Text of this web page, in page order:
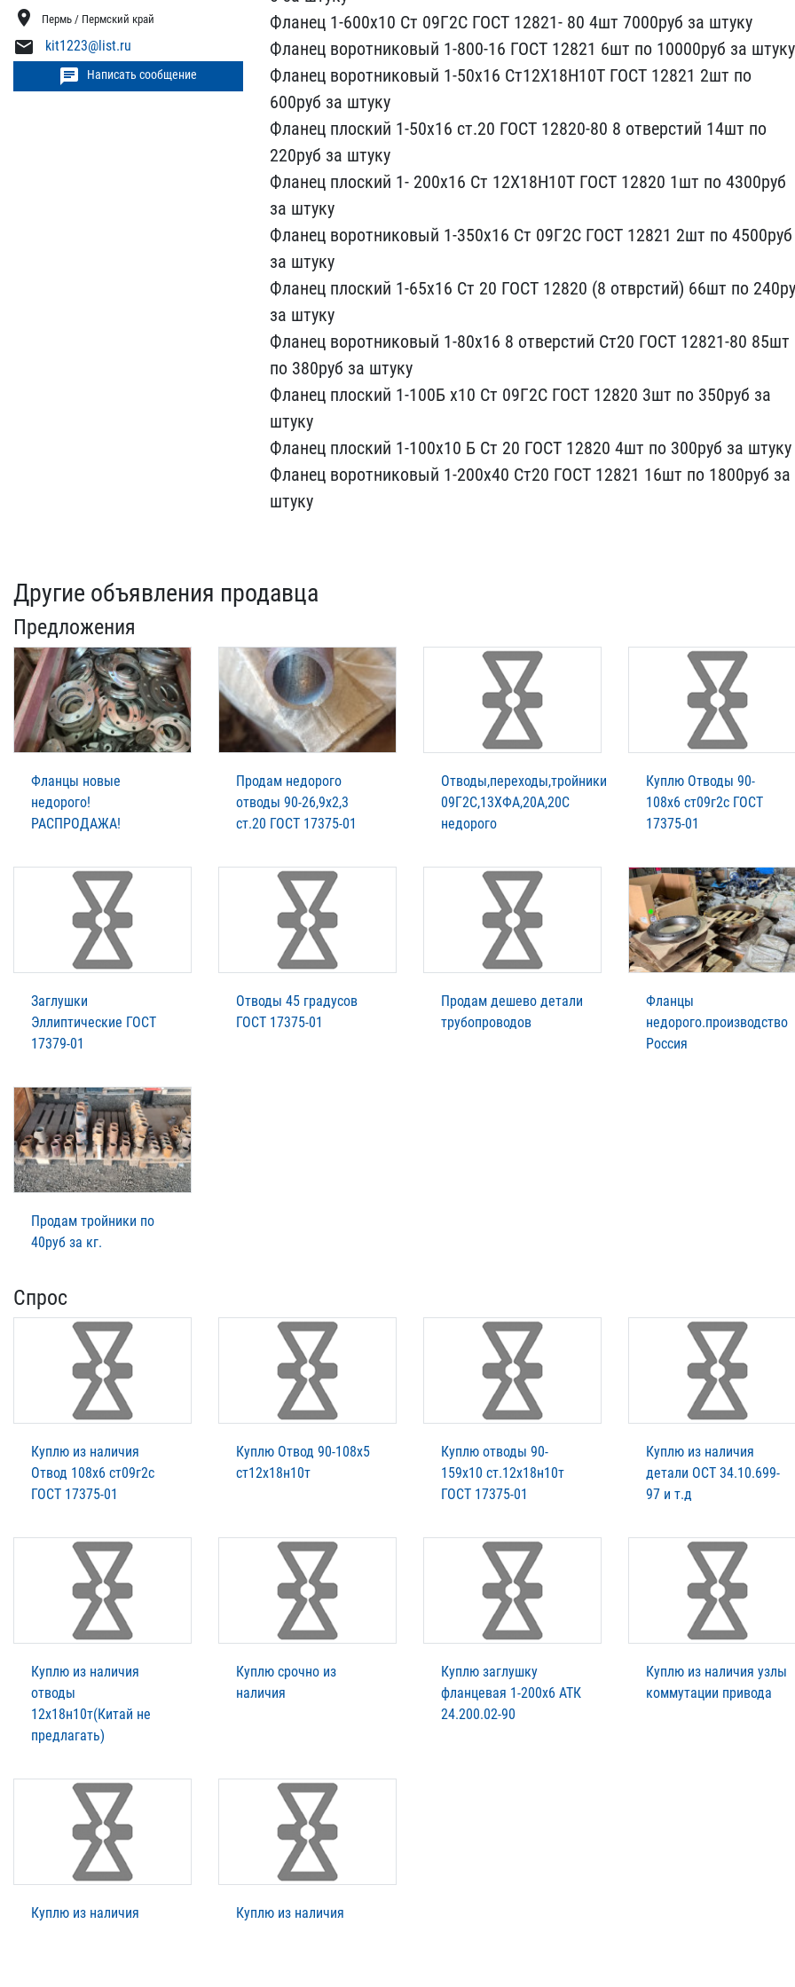
location_on Пермь / Пермский край
mail kit1223@list.ru
chat Написать сообщение
Фланец 1-600х​10 Ст 09Г2С ГОСТ 12821- ​80 4шт 7000руб за штуку
​Фланец воротниковый 1-80​0-16 ГОСТ 12821 6шт по 1​0000руб за штуку
Фланец ​воротниковый 1-50х16 Ст1​2Х18Н10Т ГОСТ 12821 2шт ​по
600руб за штуку
Флане​ц плоский 1-50х16 ст.20 ​ГОСТ 12820-80 8 отверсти​й 14шт по
220руб за штук​у
Фланец плоский 1- 200х​16 Ст 12Х18Н10Т ГОСТ 128​20 1шт по 4300руб
за шту​ку
Фланец воротниковый 1​-350х16 Ст 09Г2С ГОСТ 12​821 2шт по 4500руб
за шт​уку
Фланец плоский 1-65х​16 Ст 20 ГОСТ 12820 (8 о​тврстий) 66шт по
​за штуку
Фланец воротник​овый 1-80х16 8 отверстий​ Ст20 ГОСТ 12821-80 85шт​
по 380руб за штуку
Флан​ец плоский 1-100Б х10 Ст​ 09Г2С ГОСТ 12820 3шт по​ 350руб за
штуку
Фланец ​плоский 1-100х10 Б Ст 20​ ГОСТ 12820 4шт по 300ру​б за штуку
Фланец воротн​иковый 1-200х40 Ст20 ГОС​Т 12821 16шт по 1800руб ​за
штуку
Другие объявления продавца
Предложения
Фланцы новые
недорого!
РАСПРОДАЖА!
Продам недорого
отводы 90-26,9х2,3
ст.20 ГОСТ 17375-01
Отводы,переходы,тройники
09Г2С,13ХФА,20А,20С
недорого
Куплю Отводы 90-
108х6 ст09г2с ГОСТ
17375-01
Заглушки
Эллиптические ГОСТ
17379-01
Отводы 45 градусов
ГОСТ 17375-01
Продам дешево детали
трубопроводов
Фланцы
недорого.производство
Россия
Продам тройники по
40руб за кг.
Спрос
Куплю из наличия
Отвод 108х6 ст09г2с
ГОСТ 17375-01
Куплю Отвод 90-108х5
ст12х18н10т
Куплю отводы 90-
159х10 ст.12х18н10т
ГОСТ 17375-01
Куплю из наличия
детали ОСТ 34.10.699-
97 и т.д
Куплю из наличия
отводы
12х18н10т(Китай не
предлагать)
Куплю срочно из
наличия
Куплю заглушку
фланцевая 1-200х6 АТК
24.200.02-90
Куплю из наличия узлы
коммутации привода
Куплю из наличия Куплю из наличия